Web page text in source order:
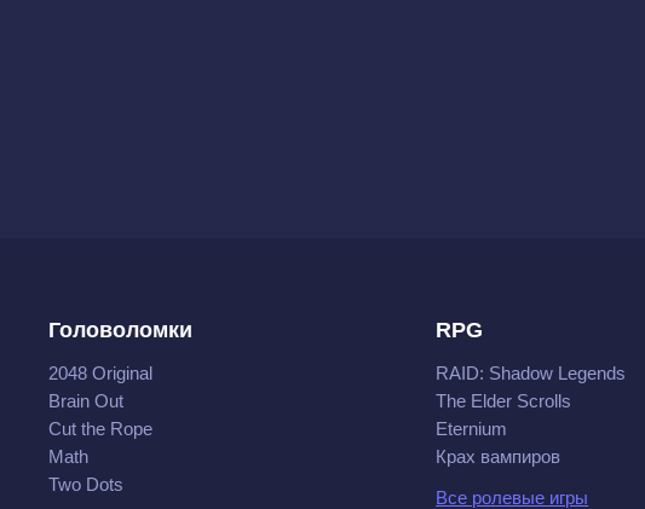
Головоломки
2048 Original
Brain Out
Cut the Rope
Math
Two Dots
RPG
RAID: Shadow Legends
The Elder Scrolls
Eternium
Крах вампиров
Все ролевые игры